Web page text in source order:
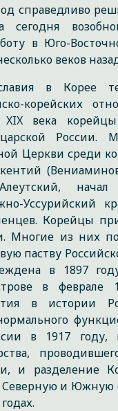
справедливо
сегодня
в Юго-
веков
в Корее
корейских
века
России.
Церкви среди
начал
Уссурийский
Корейцы
Многие из них
паству
в 1897
в
в истории
в 1917 году,
и разделение
и Южную